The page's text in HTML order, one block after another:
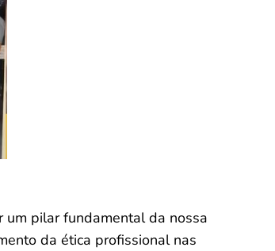
um pilar fundamental da nossa
da ética profissional nas